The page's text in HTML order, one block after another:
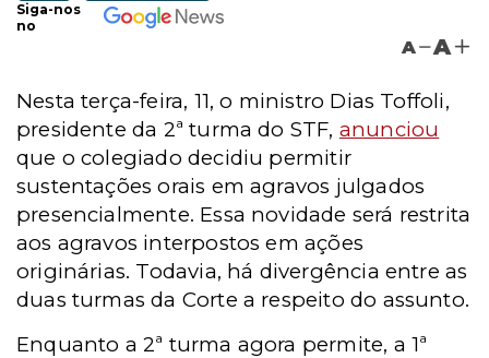
Siga-nos
no
A A
Nesta terça-feira, 11, o ministro Dias Toffoli,
presidente da 2ª turma do STF, anunciou
que o colegiado decidiu permitir
sustentações orais em agravos julgados
presencialmente. Essa novidade será restrita
aos agravos interpostos em ações
originárias. Todavia, há divergência entre as
duas turmas da Corte a respeito do assunto.
Enquanto a 2ª turma agora permite, a 1ª